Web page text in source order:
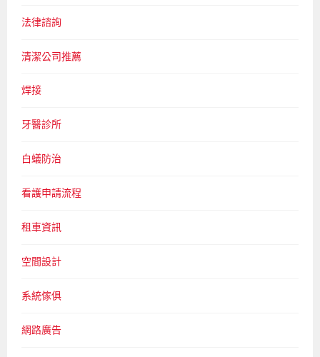
法律諮詢
清潔公司推薦
焊接
牙醫診所
白蟻防治
看護申請流程
租車資訊
空間設計
系統傢俱
網路廣告